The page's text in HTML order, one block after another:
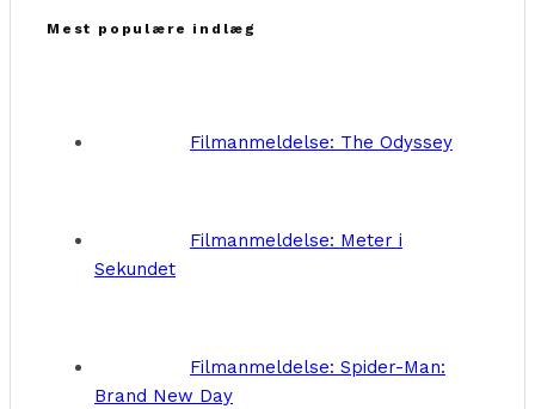
Mest populære indlæg
Filmanmeldelse: The Odyssey
Filmanmeldelse: Meter i
Sekundet
Filmanmeldelse: Spider-Man:
Brand New Day